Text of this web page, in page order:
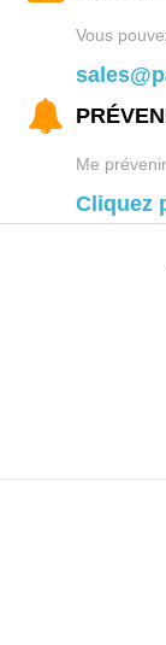
Vous
Me
Cliquez